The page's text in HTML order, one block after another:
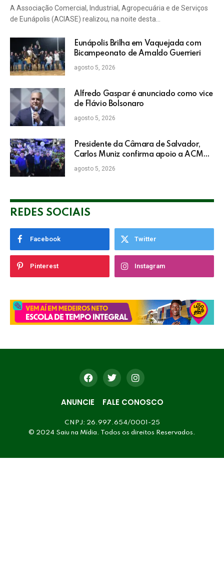
A Associação Comercial, Industrial, Agropecuária e de Serviços
de Eunápolis (ACIASE) realizou, na noite desta…
Eunápolis Brilha em Vaquejada com
Bicampeonato de Arnaldo Guerrieri
agosto 5, 2026
Alfredo Gaspar é anunciado como vice
de Flávio Bolsonaro
agosto 5, 2026
Presidente da Câmara de Salvador,
Carlos Muniz confirma apoio a ACM
Neto: “Irei lutar voto a voto na sua
campanha”
agosto 5, 2026
REDES SOCIAIS
Facebook Twitter
Pinterest Instagram
ANUNCIE FALE CONOSCO
CNPJ: 26.997.654/0001-25
© 2024 Saiu na Mídia. Todos os direitos Reservados.